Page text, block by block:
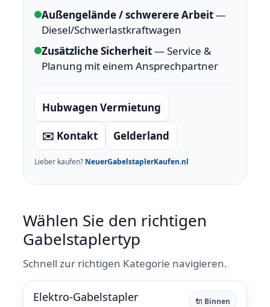
Außengelände / schwerere Arbeit—
Diesel/Schwerlastkraftwagen
Zusätzliche Sicherheit— Service &
Planung mit einem Ansprechpartner
Hubwagen Vermietung
✉️ Kontakt Gelderland
Lieber kaufen? NeuerGabelstaplerKaufen.nl
Wählen Sie den richtigen
Gabelstaplertyp
Schnell zur richtigen Kategorie navigieren.
Elektro-Gabelstapler 🔌 Binnen